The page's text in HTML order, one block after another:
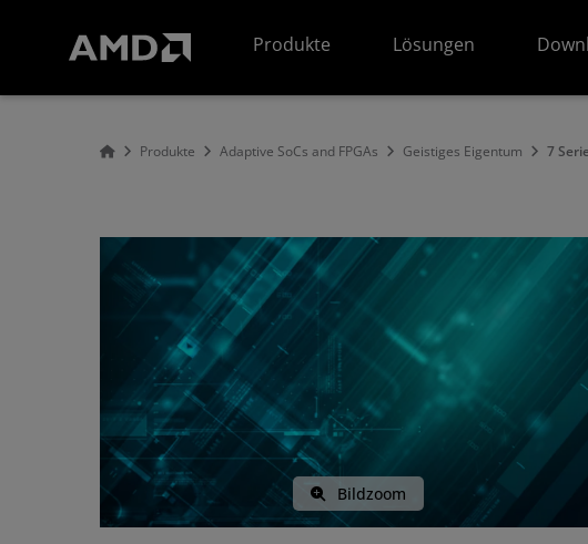
Produkte
Lösungen
Produkte Adaptive SoCs and FPGAs Geistiges Eigentum 7
Bildzoom